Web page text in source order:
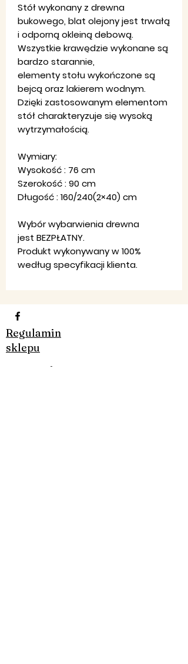
Stół wykonany z drewna
bukowego, blat olejony jest trwałą
i odporną okleiną debową.
Wszystkie krawędzie wykonane są
bardzo starannie,
elementy stołu wykończone są
bejcą oraz lakierem wodnym.
Dzięki zastosowanym elementom
stół charakteryzuje się wysoką
wytrzymałością.
Wymiary:
Wysokość : 76 cm
Szerokość : 90 cm
Długość : 160/240(2×40) cm
Wybór wybarwienia drewna
jest BEZPŁATNY.
Produkt wykonywany w 100%
według specyfikacji klienta.
Regulamin
sklepu
ntakt